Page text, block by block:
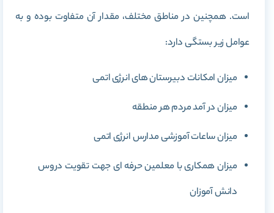
است. همچنین در مناطق مختلف، مقدار آن متفاوت بوده و به
عوامل زیر بستگی دارد:
میزان امکانات دبیرستان های انرژی اتمی
میزان در آمد مردم هر منطقه
میزان ساعات آموزشی مدارس انرژی اتمی
میزان همکاری با معلمین حرفه ای جهت تقویت دروس
دانش آموزان